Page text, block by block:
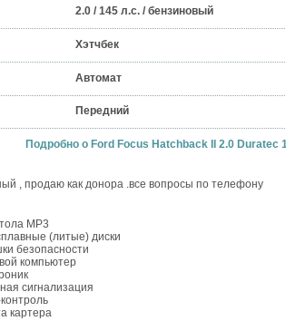
2.0 / 145 л.с. / бензиновый
Хэтчбек
Автомат
Передний
Подробно о Ford Focus Hatchback II 2.0 Duratec
, продаю как донора .все вопросы по телефону
MP3
(литые) диски
безопасности
компьютер
сигнализация
картера